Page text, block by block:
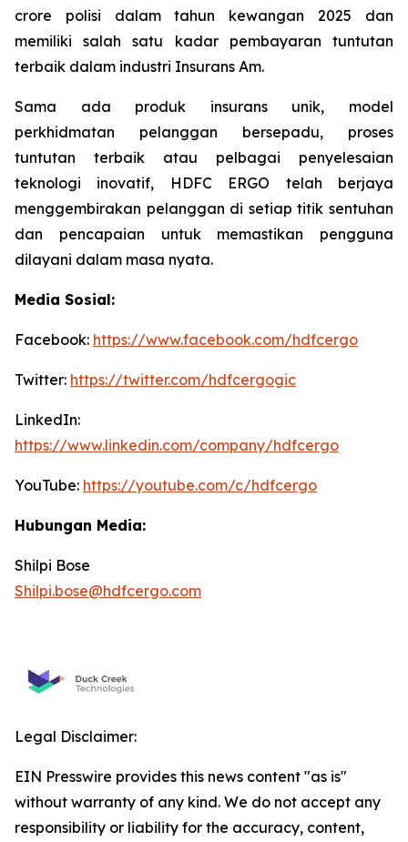
crore polisi dalam tahun kewangan 2025 dan
memiliki salah satu kadar pembayaran tuntutan
terbaik dalam industri Insurans Am.
Sama ada produk insurans unik, model
perkhidmatan pelanggan bersepadu, proses
tuntutan terbaik atau pelbagai penyelesaian
teknologi inovatif, HDFC ERGO telah berjaya
menggembirakan pelanggan di setiap titik sentuhan
dan pencapaian untuk memastikan pengguna
dilayani dalam masa nyata.
Media Sosial:
Facebook: https://www.facebook.com/hdfcergo
Twitter: https://twitter.com/hdfcergogic
LinkedIn:
https://www.linkedin.com/company/hdfcergo
YouTube: https://youtube.com/c/hdfcergo
Hubungan Media:
Shilpi Bose
Shilpi.bose@hdfcergo.com
Legal Disclaimer:
EIN Presswire provides this news content "as is"
without warranty of any kind. We do not accept any
responsibility or liability for the accuracy, content,